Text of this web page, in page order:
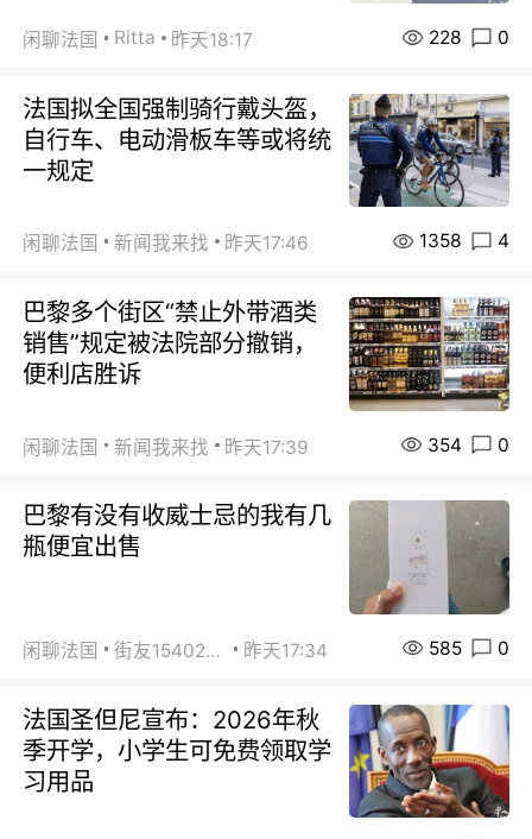
闲聊法国 Ritta 昨天18:17 228 0
法国拟全国强制骑行戴头盔，
自行车、电动滑板车等或将统
一规定
闲聊法国 新闻我来找 昨天17:46 1358 4
巴黎多个街区“禁止外带酒类
销售”规定被法院部分撤销，
便利店胜诉
闲聊法国 新闻我来找 昨天17:39 354 0
巴黎有没有收威士忌的我有几
瓶便宜出售
闲聊法国 街友15402223 昨天17:34 585 0
法国圣但尼宣布：2026年秋
季开学，小学生可免费领取学
习用品